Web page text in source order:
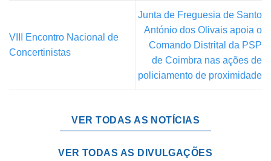
VIII Encontro Nacional de
Concertinistas
Junta de Freguesia de Santo
António dos Olivais apoia o
Comando Distrital da PSP
de Coimbra nas ações de
policiamento de proximidade
VER TODAS AS NOTÍCIAS
VER TODAS AS DIVULGAÇÕES